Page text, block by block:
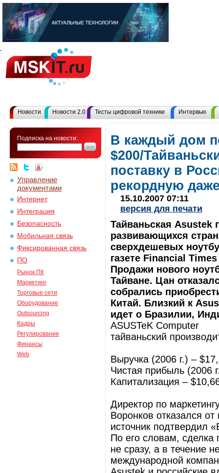
Новости Новости 2.0 Тесты цифровой техники Интервью
Подписка на новости:
Управление
документами
Интернет
Интеграция
Безопасность
Мобильная связь
Фиксированная связь
ПО
Рынок ПК
Маркетинг
Торговые сети
Оборудование
Outsourcing
Кадры
Регулирование
Финансы
Web
В каждый дом
$200/
поставку в
рекордную
15.10.2007 07:11
версия для печати
Тайваньская Asustek
развивающихся
сверхдешевых
газете Financial
Продажи нового
Тайване. Цан
собрались
Китай. Близкий к
идет о Бразилии,
ASUSTeK Computer
тайваньский
Выручка (2006 г.) –
Чистая прибыль (2006
Капитализация –
Директор по
Воронков отказался
источник подтвердил
По его словам, сделка
не сразу, а в течение
международной